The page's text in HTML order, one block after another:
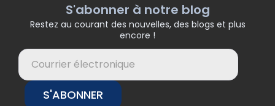
S'abonner à notre blog
Restez au courant des nouvelles, des blogs et plus
encore !
S'ABONNER